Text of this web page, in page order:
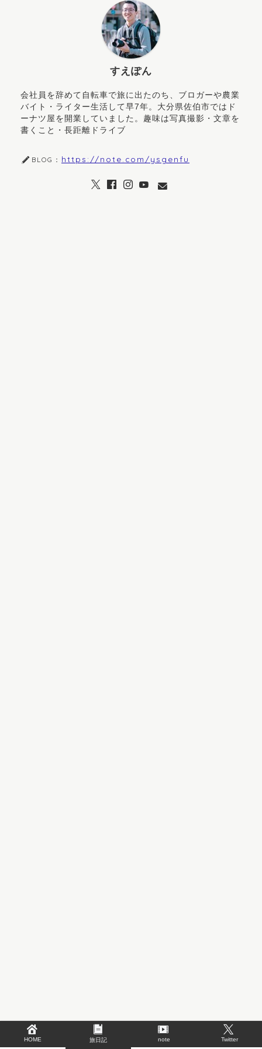
すえぽん
会社員を辞めて自転車で旅に出たのち、ブロガーや農業
バイト・ライター生活して早7年。大分県佐伯市ではド
ーナツ屋を開業していました。趣味は写真撮影・文章を
書くこと・長距離ドライブ
BLOG： https://note.com/ysgenfu
HOME 旅日記 note Twitter